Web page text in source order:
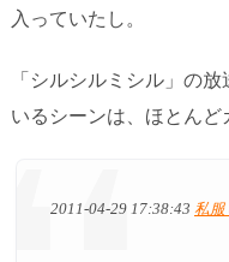
入っていたし。
「シルシルミシル」の
いるシーンは、ほとんど
2011-04-29 17:38:43 私服